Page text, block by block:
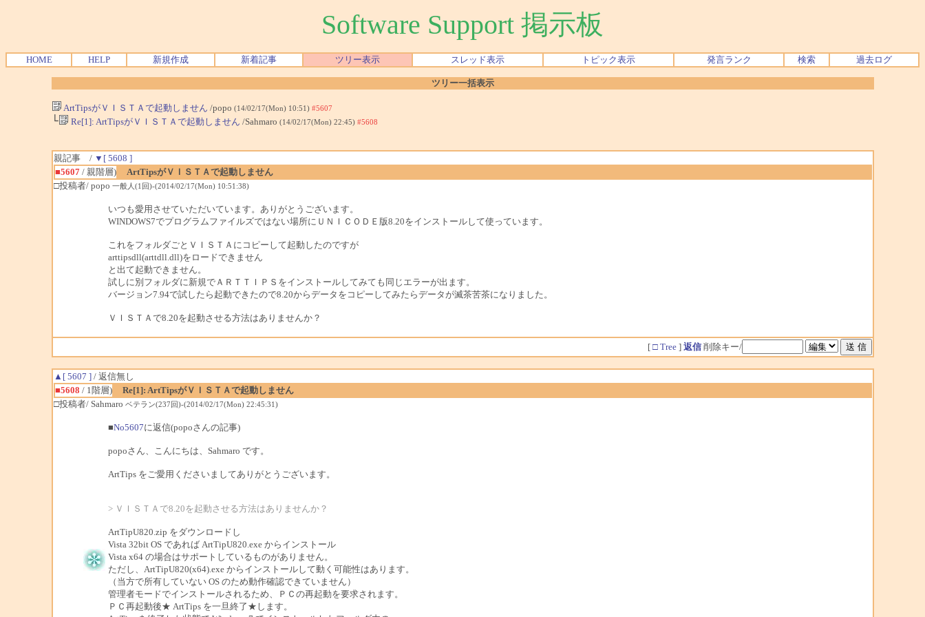
Software Support 掲示板
HOME HELP 新規作成 新着記事 ツリー表示 スレッド表示 トピック表示 発言ランク 検索 過去ログ
ツリー一括表示
ArtTipsがＶＩＳＴＡで起動しません /popo (14/02/17(Mon) 10:51) #5607
└ Re[1]: ArtTipsがＶＩＳＴＡで起動しません /Sahmaro (14/02/17(Mon) 22:45) #5608
親記事 / ▼[ 5608 ]
■5607/ 親階層)
ArtTipsがＶＩＳＴＡで起動しません
□投稿者/ popo 一般人(1回)-(2014/02/17(Mon) 10:51:38)
いつも愛用させていただいています。ありがとうございます。
WINDOWS7でプログラムファイルズではない場所にＵＮＩＣＯＤＥ版8.20をインストールして使っています。
これをフォルダごとＶＩＳＴＡにコピーして起動したのですが
arttipsdll(arttdll.dll)をロードできません
と出て起動できません。
試しに別フォルダに新規でＡＲＴＴＩＰＳをインストールしてみても同じエラーが出ます。
バージョン7.94で試したら起動できたので8.20からデータをコピーしてみたらデータが滅茶苦茶になりました。
ＶＩＳＴＡで8.20を起動させる方法はありませんか？
[ □ Tree] 返信 削除キー/
▲[ 5607 ]/ 返信無し
■5608 / 1階層)
Re[1]: ArtTipsがＶＩＳＴＡで起動しません
□投稿者/ Sahmaro ベテラン(237回)-(2014/02/17(Mon) 22:45:31)
■No5607に返信(popoさんの記事)
popoさん、こんにちは、Sahmaro です。
ArtTips をご愛用くださいましてありがとうございます。
> ＶＩＳＴＡで8.20を起動させる方法はありませんか？
ArtTipU820.zip をダウンロードし
Vista 32bit OS であれば ArtTipU820.exe からインストール
Vista x64 の場合はサポートしているものがありません。
ただし、ArtTipU820(x64).exe からインストールして動く可能性はあります。
（当方で所有していない OS のため動作確認できていません）
管理者モードでインストールされるため、ＰＣの再起動を要求されます。
ＰＣ再起動後★ ArtTips を一旦終了★します。